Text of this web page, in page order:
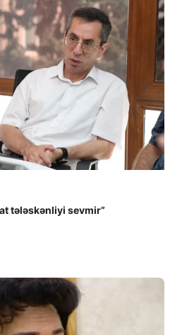
tələskənliyi sevmir”